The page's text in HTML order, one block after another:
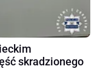
skradzionego